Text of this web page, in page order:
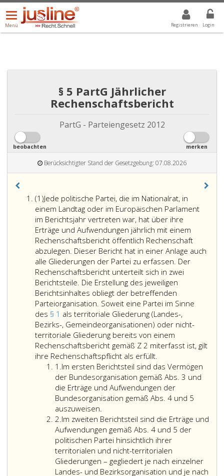
Registrieren Login
Menü
öffnen/schließen
Menü
ALLE DROPDOWN: GEWÄHLTER WERT IST ALLE
§ 5 PartG Jährlicher
Rechenschaftsbericht
PartG - Parteiengesetz 2012
beobachten merken
Berücksichtigter Stand der Gesetzgebung: 07.08.2026
(1)Absatz
eins
Jede politische Partei, die im Nationalrat, in
einem Landtag oder im Europäischen Parlament
im Berichtsjahr vertreten war, hat über ihre
Erträge und Aufwendungen jährlich mit einem
Rechenschaftsbericht öffentlich Rechenschaft
abzulegen. Dieser Bericht hat in einer Anlage auch
alle Gliederungen der Partei zu erfassen. Der
Rechenschaftsbericht unterteilt sich in zwei
Berichtsteile. Die Erstellung des jeweiligen
Berichtsinhaltes obliegt der betreffenden
Parteiorganisation. Soweit eine Partei im Sinne
des § 1 als territoriale Gliederung (Landes-,
Bezirks-, Gemeindeorganisationen) oder nicht-
territoriale Gliederung bereits von einem
Rechenschaftsbericht gemäß Z 2 miterfasst ist, gilt
ihre Rechenschaftspflicht als erfüllt.
politische
Partei,
die
im
in
einem
Landtag
oder
im
Europäischen
1.Ziffer
eins
Im ersten Berichtsteil sind das Vermögen
der Bundesorganisation gemäß Abs. 3 und
die Erträge und Aufwendungen der
Bundesorganisation gemäß Abs. 4 und 5
auszuweisen.
ersten
Berichtsteil
sind
das
Vermögen
der
2.Ziffer
2
Im zweiten Berichtsteil sind die Erträge und
Aufwendungen gemäß Abs. 4 und 5 der
politischen Partei hinsichtlich ihrer
territorialen und nicht-territorialen
Gliederungen – gegliedert je nach einzelner
Landes- und Bezirksorganisation und je nach